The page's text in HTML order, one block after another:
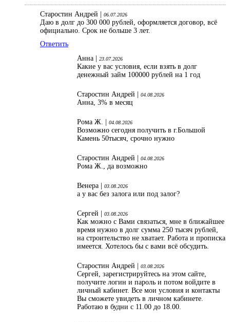
Старостин Андрей | 06.07.2026
Даю в долг до 300 000 рублей, оформляется договор, всё
официально. Срок не больше 3 лет.
Ответить
Анна |
23.07.2026
Какие у вас условия, если взять в долг
денежный займ 100000 рублей на 1 год
Старостин Андрей | 04.08.2026
Анна, 3% в месяц
Рома Ж. | 04.08.2026
Возможно сегодня получить в г.Большой
Камень 50тысяч, срочно нужно
Старостин Андрей | 04.08.2026
Рома Ж., да возможно
Венера | 03.08.2026
а у вас без залога или под залог?
Сергей | 03.08.2026
Как можно с Вами связаться, мне в ближайшее
время нужно в долг сумма 250 тысяч рублей,
на строительство не хватает. Работа и прописка
имеется. Хотелось бы с вами всё обсудить.
Старостин Андрей | 03.08.2026
Сергей, зарегистрируйтесь на этом сайте,
получите логин и пароль и потом войдите в
личный кабинет. Все мои условия и контакты
Вы сможете увидеть в личном кабинете.
Работаю в будни с 11.00 до 18.00.